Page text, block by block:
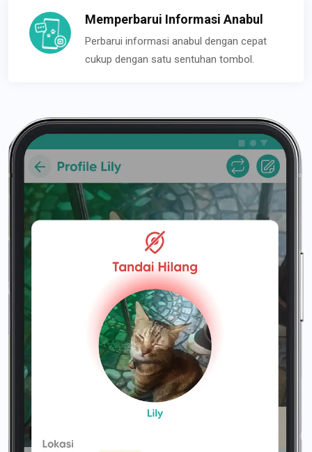
Memperbarui Informasi Anabul
Perbarui informasi anabul dengan cepat
cukup dengan satu sentuhan tombol.